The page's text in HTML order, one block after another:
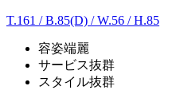
T.161 /B.85(D) / W.56 / H.85
容姿端麗
サービス抜群
スタイル抜群